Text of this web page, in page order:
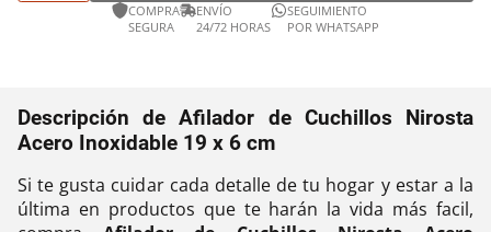
COMPRA
SEGURA
ENVÍO
24/72 HORAS
SEGUIMIENTO
POR WHATSAPP
Descripción de Afilador de Cuchillos Nirosta
Acero Inoxidable 19 x 6 cm
Si te gusta cuidar cada detalle de tu hogar y estar a la
última en productos que te harán la vida más facil,